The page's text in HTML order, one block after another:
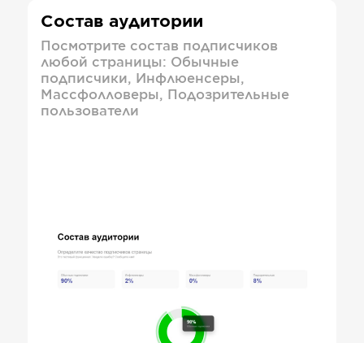
Состав аудитории
Посмотрите состав подписчиков
любой страницы: Обычные
подписчики, Инфлюенсеры,
Массфолловеры, Подозрительные
пользователи